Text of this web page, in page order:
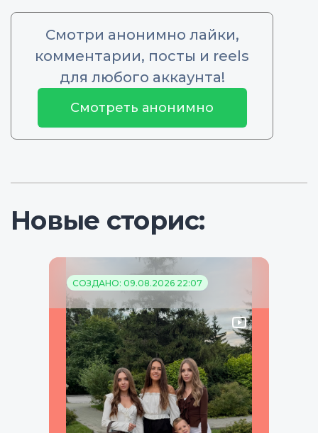
Смотри анонимно лайки,
комментарии, посты и reels
для любого аккаунта!
Смотреть анонимно
Новые сторис:
СОЗДАНО: 09.08.2026 22:07